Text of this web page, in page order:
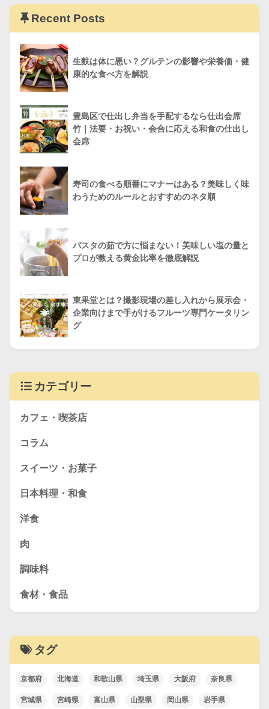
Recent Posts
生麩は体に悪い？グルテンの影響や栄養価・健
康的な食べ方を解説
豊島区で仕出し弁当を手配するなら仕出会席
竹｜法要・お祝い・会合に応える和食の仕出し
会席
寿司の食べる順番にマナーはある？美味しく味
わうためのルールとおすすめのネタ順
パスタの茹で方に悩まない！美味しい塩の量と
プロが教える黄金比率を徹底解説
東果堂とは？撮影現場の差し入れから展示会・
企業向けまで手がけるフルーツ専門ケータリン
グ
カテゴリー
カフェ・喫茶店
コラム
スイーツ・お菓子
日本料理・和食
洋食
肉
調味料
食材・食品
タグ
京都府 北海道 和歌山県 埼玉県 大阪府 奈良県
宮城県 宮崎県 富山県 山梨県 岡山県 岩手県